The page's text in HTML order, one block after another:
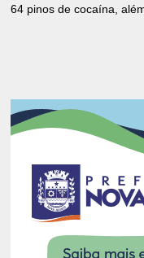
64 pinos de cocaína,